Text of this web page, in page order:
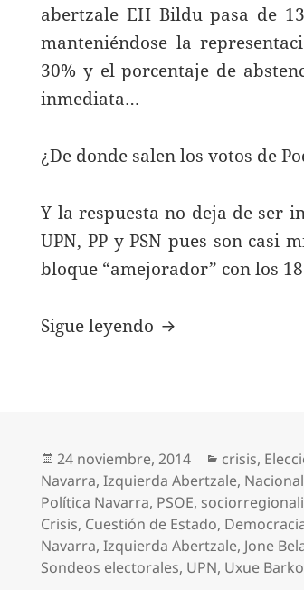
abertzale EH Bildu pasa de
manteniéndose la
30% y el porcentaje de
inmediata…
¿De donde salen los votos de
Y la respuesta no deja de ser
UPN, PP y PSN pues son casi
bloque “amejorador” con los
Sigue leyendo Cocidito madrileño
Publicado
el
24 noviembre, 2014 Categorías
crisis,
Navarra,Izquierda Abertzale,
Política Navarra, PSOE,
Crisis, Cuestión de Estado,
Navarra,Izquierda Abertzale, Jone
Sondeos electorales, UPN, Uxue